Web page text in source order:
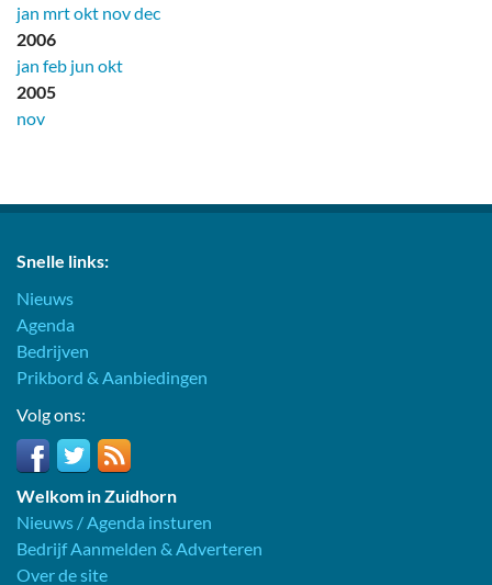
jan mrtokt novdec
2006
jan feb jun okt
2005
nov
Snelle links:
Nieuws
Agenda
Bedrijven
Prikbord & Aanbiedingen
Volg ons:
Welkom in Zuidhorn
Nieuws / Agenda insturen
Bedrijf Aanmelden & Adverteren
Over de site